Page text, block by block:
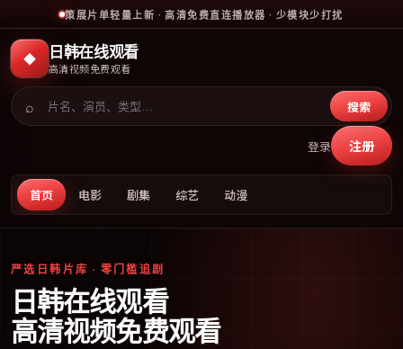
策展片单轻量上新 · 高清免费直连播放器 · 少模块少打扰
◆ 日韩在线观看
高清视频免费观看
首页 电影 剧集 综艺 动漫
⌕ 搜索
登录 注册
严选日韩片库 · 零门槛追剧
日韩在线观看
高清视频免费观看